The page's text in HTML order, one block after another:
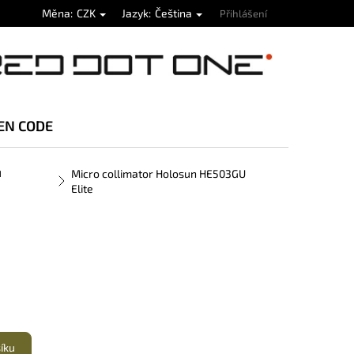
Měna CZK Jazyk Čeština Přihlášení
CODE
Micro collimator Holosun HE503GU
Elite